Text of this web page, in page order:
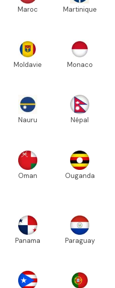
Maroc Martinique
Moldavie Monaco
Nauru Népal
Oman Ouganda
Panama Paraguay